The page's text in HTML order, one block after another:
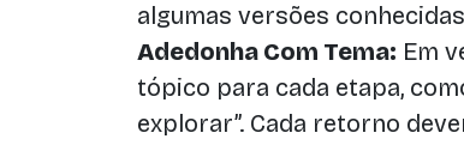
algumas versões
Adedonha Com Tema: Em
tópico para cada etapa,
explorar”. Cada retorno